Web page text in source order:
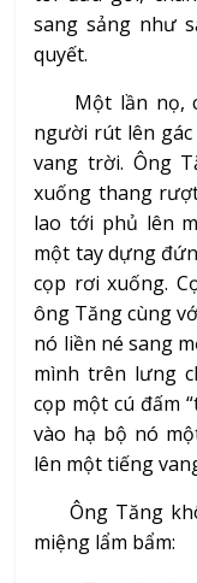
sang sảng như
quyết.
Một lần nọ,
người rút lên
vang trời. Ông
xuống thang
lao tới phủ lên
một tay dựng
cọp rơi xuống.
ông Tăng cùng
nó liền né sang
mình trên lưng
cọp một cú đấm
vào hạ bộ nó
lên một tiếng
Ông Tăng
miệng lẩm bẩm: